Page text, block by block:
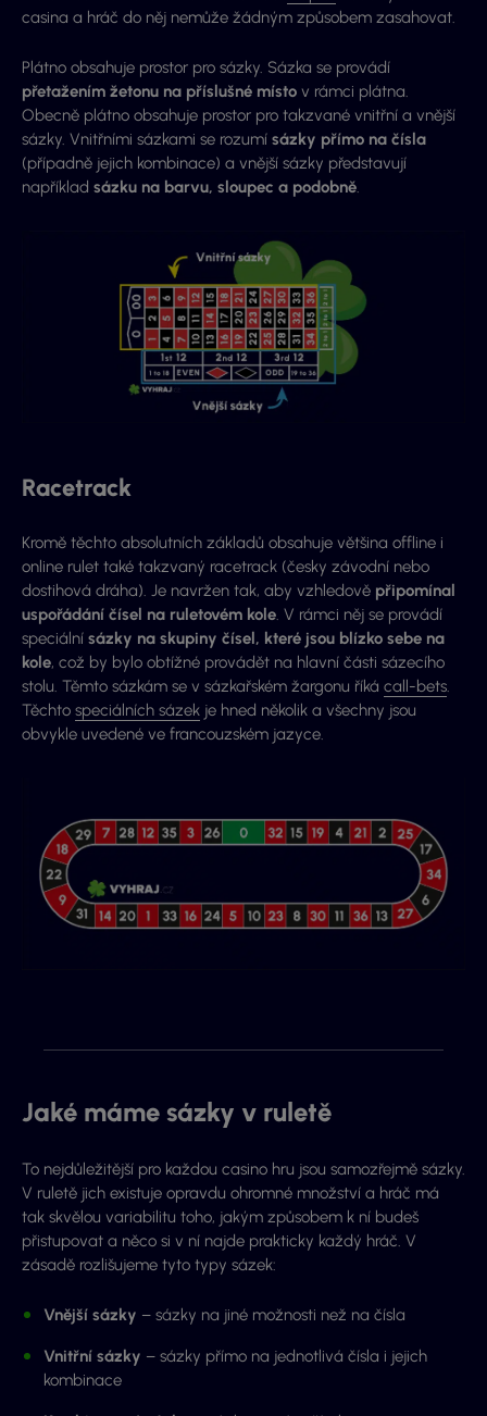
casina a hráč do něj nemůže žádným způsobem zasahovat.
Plátno obsahuje prostor pro sázky. Sázka se provádí
přetažením žetonu na příslušné místo v rámci plátna.
Obecně plátno obsahuje prostor pro takzvané vnitřní a vnější
sázky. Vnitřními sázkami se rozumí sázky přímo na čísla
(případně jejich kombinace) a vnější sázky představují
například sázku na barvu, sloupec a podobně.
Racetrack
Kromě těchto absolutních základů obsahuje většina offline i
online rulet také takzvaný racetrack (česky závodní nebo
dostihová dráha). Je navržen tak, aby vzhledově připomínal
uspořádání čísel na ruletovém kole. V rámci něj se provádí
speciální sázky na skupiny čísel, které jsou blízko sebe na
kole, což by bylo obtížné provádět na hlavní části sázecího
stolu. Těmto sázkám se v sázkařském žargonu říká call-bets.
Těchto speciálních sázek je hned několik a všechny jsou
obvykle uvedené ve francouzském jazyce.
Jaké máme sázky v ruletě
To nejdůležitější pro každou casino hru jsou samozřejmě sázky.
V ruletě jich existuje opravdu ohromné množství a hráč má
tak skvělou variabilitu toho, jakým způsobem k ní budeš
přistupovat a něco si v ní najde prakticky každý hráč. V
zásadě rozlišujeme tyto typy sázek:
Vnější sázky – sázky na jiné možnosti než na čísla
Vnitřní sázky – sázky přímo na jednotlivá čísla i jejich
kombinace